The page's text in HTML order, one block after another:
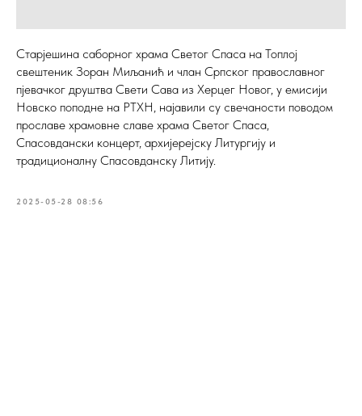
Старјешина саборног храма Светог Спаса на Топлој
свештеник Зоран Миљанић и члан Српског православног
пјевачког друштва Свети Сава из Херцег Новог, у емисији
Новско поподне на РТХН, најавили су свечаности поводом
прославе храмовне славе храма Светог Спаса,
Спасовдански концерт, архијерејску Литургију и
традиционалну Спасовданску Литију.
2025-05-28 08:56